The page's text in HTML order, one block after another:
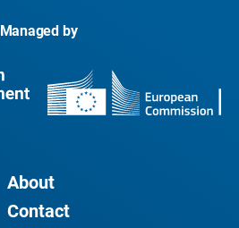
Managed by
About
Contact